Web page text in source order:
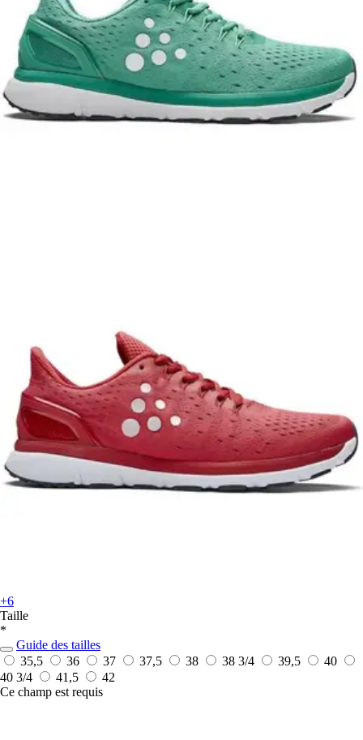
+6
Taille
*
Guide des tailles
35,5
36 37 37,5 38 38 3/4 39,5
40
40 3/4
41,5
42
Ce champ est requis